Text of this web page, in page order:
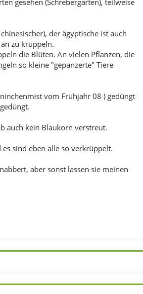
gesehen (Schrebergarten), teilweise
der ägyptische ist auch
zu krüppeln.
die Blüten. An vielen Pflanzen, die
so kleine "gepanzerte" Tiere
vom Frühjahr 08 ) gedüngt
auch kein Blaukorn verstreut.
sind eben alle so verkrüppelt.
aber sonst lassen sie meinen